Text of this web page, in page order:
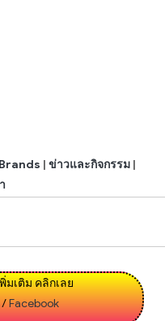
| ข่าวและกิจกรรม |
มเติม คลิกเลย
Facebook